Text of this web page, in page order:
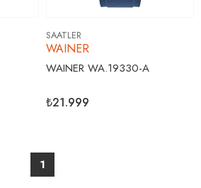
SAATLER
WAINER
WAINER WA.19330-A
₺21.999
1